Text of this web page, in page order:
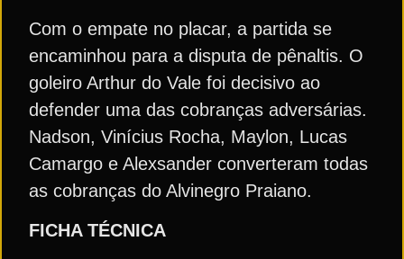
Com o empate no placar, a partida se
encaminhou para a disputa de pênaltis. O
goleiro Arthur do Vale foi decisivo ao
defender uma das cobranças adversárias.
Nadson, Vinícius Rocha, Maylon, Lucas
Camargo e Alexsander converteram todas
as cobranças do Alvinegro Praiano.
FICHA TÉCNICA